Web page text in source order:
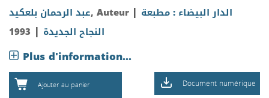
عبد الرحمان بلعكيد, Auteur | الدار البيضاء : مطبعة
النجاح الجديدة |
1993
Plus d'information...
Ajouter au panier Document numérique